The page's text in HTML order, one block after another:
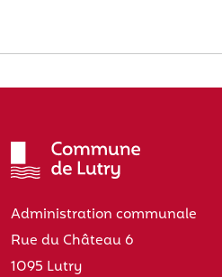
Administration communale
Rue du Château 6
1095 Lutry